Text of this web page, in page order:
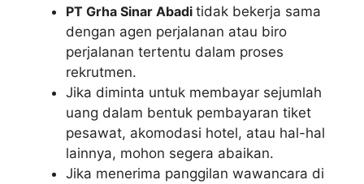
PT Grha Sinar Abadi tidak bekerja sama
dengan agen perjalanan atau biro
perjalanan tertentu dalam proses
rekrutmen.
Jika diminta untuk membayar sejumlah
uang dalam bentuk pembayaran tiket
pesawat, akomodasi hotel, atau hal-hal
lainnya, mohon segera abaikan.
Jika menerima panggilan wawancara di